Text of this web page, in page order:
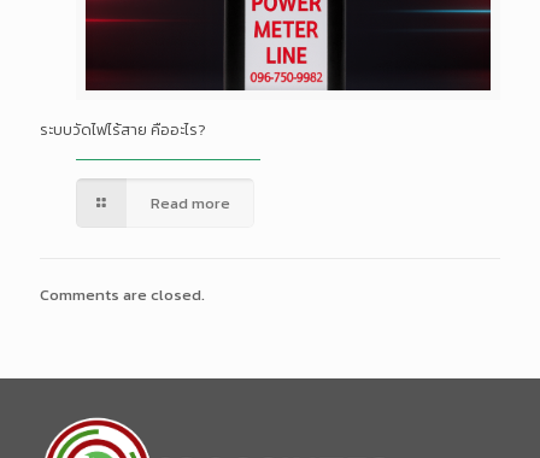
ระบบวัดไฟไร้สาย คืออะไร?
Read more
Comments are closed.